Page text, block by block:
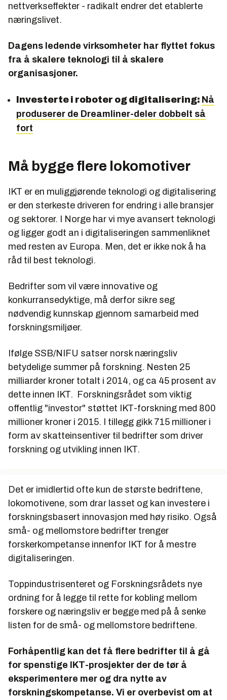
nettverkseffekter - radikalt endrer det etablerte
næringslivet.
Dagens ledende virksomheter har flyttet fokus
fra å skalere teknologi til å skalere
organisasjoner.
Investerte i roboter og digitalisering: Nå
produserer de Dreamliner-deler dobbelt så
fort
Må bygge flere lokomotiver
IKT er en muliggjørende teknologi og digitalisering
er den sterkeste driveren for endring i alle bransjer
og sektorer. I Norge har vi mye avansert teknologi
og ligger godt an i digitaliseringen sammenliknet
med resten av Europa. Men, det er ikke nok å ha
råd til best teknologi.
Bedrifter som vil være innovative og
konkurransedyktige, må derfor sikre seg
nødvendig kunnskap gjennom samarbeid med
forskningsmiljøer.
Ifølge SSB/NIFU satser norsk næringsliv
betydelige summer på forskning. Nesten 25
milliarder kroner totalt i 2014, og ca 45 prosent av
dette innen IKT. Forskningsrådet som viktig
offentlig "investor" støttet IKT-forskning med 800
millioner kroner i 2015. I tillegg gikk 715 millioner i
form av skatteinsentiver til bedrifter som driver
forskning og utvikling innen IKT.
Det er imidlertid ofte kun de største bedriftene,
lokomotivene, som drar lasset og kan investere i
forskningsbasert innovasjon med høy risiko. Også
små- og mellomstore bedrifter trenger
forskerkompetanse innenfor IKT for å mestre
digitaliseringen.
Toppindustrisenteret og Forskningsrådets nye
ordning for å legge til rette for kobling mellom
forskere og næringsliv er begge med på å senke
listen for de små- og mellomstore bedriftene.
Forhåpentlig kan det få flere bedrifter til å gå
for spenstige IKT-prosjekter der de tør å
eksperimentere mer og dra nytte av
forskningskompetanse. Vi er overbevist om at